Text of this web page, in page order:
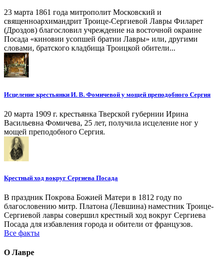
23 марта 1861 года митрополит Московский и
священноархимандрит Троице-Сергиевой Лавры Филарет
(Дроздов) благословил учреждение на восточной окраине
Посада «киновии усопшей братии Лавры» или, другими
словами, братского кладбища Троицкой обители...
Исцеление крестьянки И. В. Фомичевой у мощей преподобного Сергия
20 марта 1909 г. крестьянка Тверской губернии Ирина
Васильевна Фомичева, 25 лет, получила исцеление ног у
мощей преподобного Сергия.
Крестный ход вокруг Сергиева Посада
В праздник Покрова Божией Матери в 1812 году по
благословению митр. Платона (Левшина) наместник Троице-
Сергиевой лавры совершил крестный ход вокруг Сергиева
Посада для избавления города и обители от французов.
Все факты
О Лавре